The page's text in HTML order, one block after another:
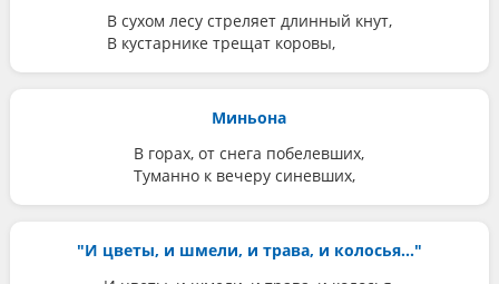
В сухом лесу стреляет длинный кнут,
В кустарнике трещат коровы,
Миньона
В горах, от снега побелевших,
Туманно к вечеру синевших,
"И цветы, и шмели, и трава, и колосья..."